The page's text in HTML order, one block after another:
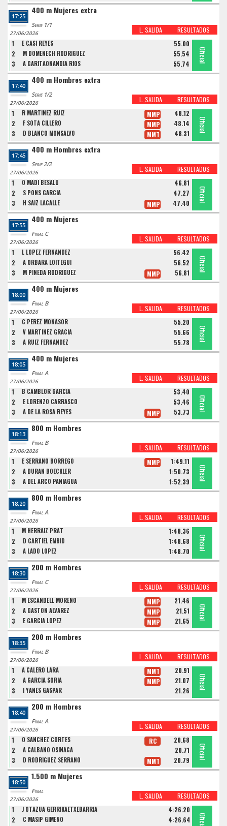
17:25
400 m Mujeres extra
Serie 1/1
L. SALIDA RESULTADOS
27/06/2026
1 E CASI REYES 55.00
Oficial
2 M DOMENECH RODRIGUEZ 55.54 Oficial
3 A GARITAONANDIA RIOS 55.74
Oficial
17:40
400 m Hombres extra
Serie 1/2
L. SALIDA RESULTADOS
27/06/2026
1 R MARTINEZ RUIZ 48.12
MMP
Oficial
2 F SOTA CILLERO 48.14
MMP Oficial
3 D BLANCO MONSALVO 48.31
MMT
Oficial
17:45
400 m Hombres extra
Serie 2/2
L. SALIDA RESULTADOS
27/06/2026
1 O MADI BESALU 46.81
Oficial
2 S PONS GARCIA 47.27 Oficial
3 H SAIZ LACALLE 47.40
MMP
Oficial
17:55
400 m Mujeres
Final C
L. SALIDA RESULTADOS
27/06/2026
1 L LOPEZ FERNANDEZ 56.42
Oficial
2 A ORBARA LOITEGUI 56.52 Oficial
3 M PINEDA RODRIGUEZ 56.81
MMP
Oficial
18:00
400 m Mujeres
Final B
L. SALIDA RESULTADOS
27/06/2026
1 C PEREZ MONASOR 55.20
Oficial
2 V MARTINEZ GRACIA 55.66 Oficial
3 A RUIZ FERNANDEZ 55.78
Oficial
18:05
400 m Mujeres
Final A
L. SALIDA RESULTADOS
27/06/2026
1 B CAMBLOR GARCIA 53.40
Oficial
2 E LORENZO CARRASCO 53.46 Oficial
3 A DE LA ROSA REYES 53.73
MMP
Oficial
18:13
800 m Hombres
Final B
L. SALIDA RESULTADOS
27/06/2026
1 E SERRANO BORREGO 1:49.11
MMP
Oficial
2 A DURAN BOECKLER 1:50.73 Oficial
3 A DEL ARCO PANIAGUA 1:52.39
Oficial
18:20
800 m Hombres
Final A
L. SALIDA RESULTADOS
27/06/2026
1 M HERRAIZ PRAT 1:48.36
Oficial
2 D CARTIEL EMBID 1:48.68 Oficial
3 A LADO LOPEZ 1:48.70
Oficial
18:30
200 m Hombres
Final C
L. SALIDA RESULTADOS
27/06/2026
1 M ESCANDELL MORENO 21.46
MMP
Oficial
2 A GASTON ALVAREZ 21.51
MMP Oficial
3 E GARCIA LOPEZ 21.65
MMP
Oficial
18:35
200 m Hombres
Final B
L. SALIDA RESULTADOS
27/06/2026
1 A CALERO LARA 20.91
MMT
Oficial
2 A GARCIA SORIA 21.07
MMP Oficial
3 I YANES GASPAR 21.26
Oficial
18:40
200 m Hombres
Final A
L. SALIDA RESULTADOS
27/06/2026
1 O SANCHEZ CORTES 20.68
RC
Oficial
2 A CALBANO OSINAGA 20.71 Oficial
3 D RODRIGUEZ SERRANO 20.79
MMT
Oficial
18:50
1.500 m Mujeres
Final
L. SALIDA RESULTADOS
27/06/2026
1 J OTAZUA GERRIKAETXEBARRIA 4:26.20
Oficial
2 C MASIP GIMENO 4:26.64 Oficial
Oficial